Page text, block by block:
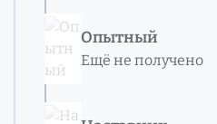
Опытный
Ещё не получено